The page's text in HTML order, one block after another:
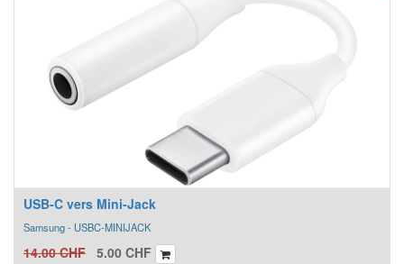
USB-C vers Mini-Jack
Samsung - USBC-MINIJACK
14.00CHF 5.00 CHF